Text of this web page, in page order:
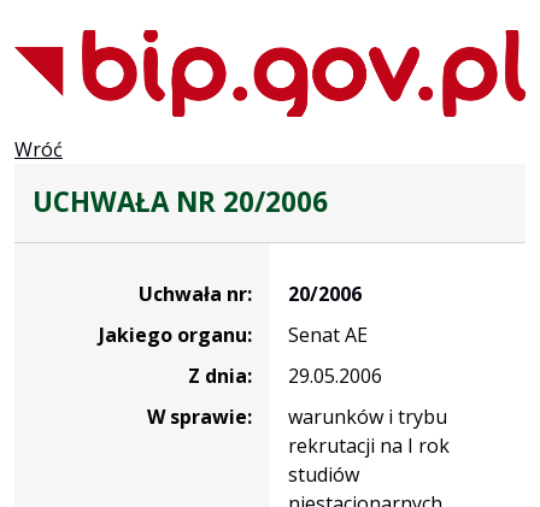
Wróć
UCHWAŁA NR 20/2006
Uchwała nr:
20/2006
Jakiego organu:
Senat AE
Z dnia:
29.05.2006
W sprawie:
warunków i trybu
rekrutacji na I rok
studiów